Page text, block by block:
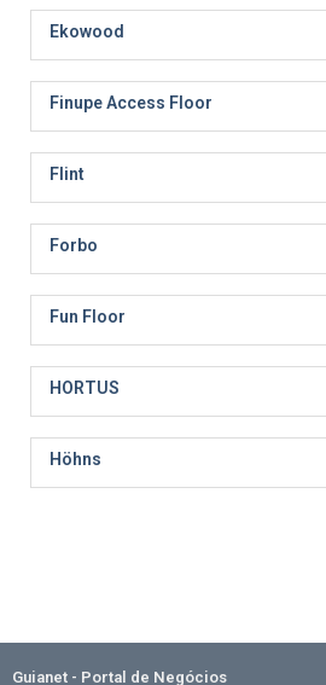
Ekowood
Finupe Access Floor
Flint
Forbo
Fun Floor
HORTUS
Höhns
Guianet - Portal de Negócios